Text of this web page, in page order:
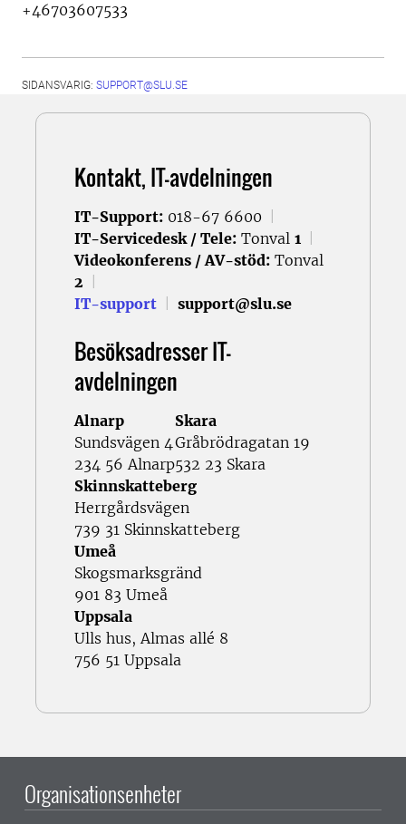
+46703607533
SIDANSVARIG: SUPPORT@SLU.SE
Kontakt, IT-avdelningen
IT-Support: 018-67 6600
IT-Servicedesk / Tele: Tonval 1
Videokonferens / AV-stöd: Tonval
2
IT-support
support@slu.se
Besöksadresser IT-
avdelningen
Alnarp
Sundsvägen 4
234 56 Alnarp
Skara
Gråbrödragatan 19
532 23 Skara
Skinnskatteberg
Herrgårdsvägen
739 31 Skinnskatteberg
Umeå
Skogsmarksgränd
901 83 Umeå
Uppsala
Ulls hus, Almas allé 8
756 51 Uppsala
Organisationsenheter